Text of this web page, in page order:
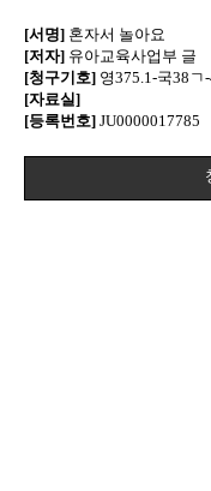
[서명] 혼자서 놀아요
[저자] 유아교육사업부 글
[청구기호] 영375.1-국38ㄱ
[자료실]
[등록번호] JU0000017785